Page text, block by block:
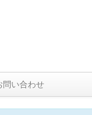
い合わせ